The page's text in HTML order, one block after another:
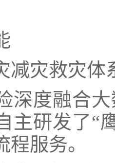
减灾救灾体
深度融合
主研发了“
服务。